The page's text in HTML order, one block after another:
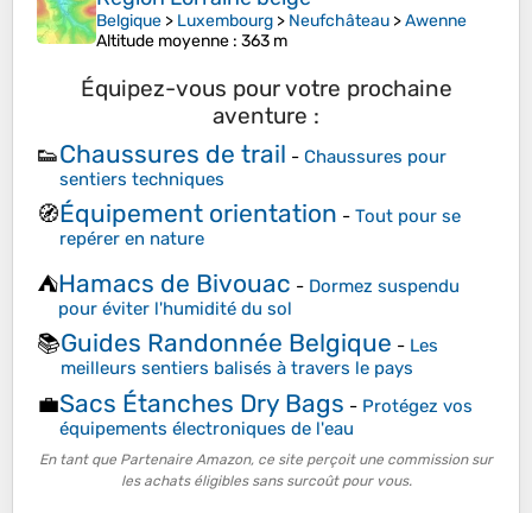
Belgique > Luxembourg > Neufchâteau >Awenne
Altitude moyenne : 363 m
Équipez-vous pour votre prochaine
aventure :
👟Chaussures de trail - Chaussures pour
sentiers techniques
🧭Équipement orientation - Tout pour se
repérer en nature
⛺Hamacs de Bivouac - Dormez suspendu
pour éviter l'humidité du sol
📚Guides Randonnée Belgique - Les
meilleurs sentiers balisés à travers le pays
💼Sacs Étanches Dry Bags - Protégez vos
équipements électroniques de l'eau
En tant que Partenaire Amazon, ce site perçoit une commission sur
les achats éligibles sans surcoût pour vous.